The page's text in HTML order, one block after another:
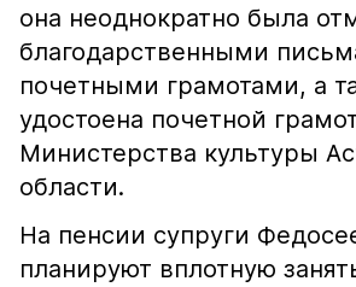
она неоднократно была
благодарственными
почетными грамотами, а
удостоена почетной
Министерства культуры
области.
На пенсии супруги
планируют вплотную